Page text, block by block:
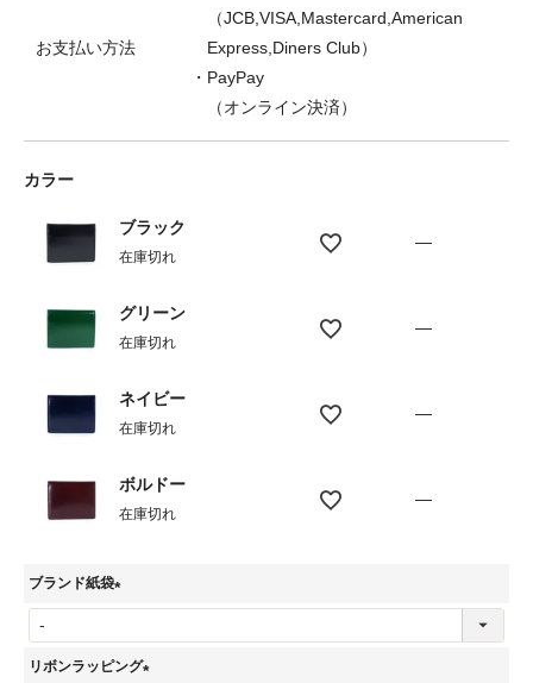
お支払い方法
（JCB,VISA,Mastercard,American
Express,Diners Club）
・PayPay
（オンライン決済）
カラー
ブラック
在庫切れ
—
グリーン
在庫切れ
—
ネイビー
在庫切れ
—
ボルドー
在庫切れ
—
ブランド紙袋
必
須
リボンラッピング